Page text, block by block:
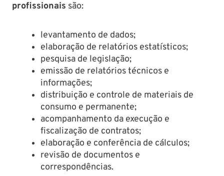
profissionais são:
levantamento de dados;
elaboração de relatórios estatísticos;
pesquisa de legislação;
emissão de relatórios técnicos e
informações;
distribuição e controle de materiais de
consumo e permanente;
acompanhamento da execução e
fiscalização de contratos;
elaboração e conferência de cálculos;
revisão de documentos e
correspondências.